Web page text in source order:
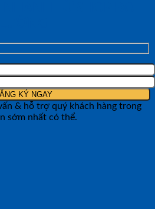
& hỗ trợ quý khách hàng trong
sớm nhất có thể.